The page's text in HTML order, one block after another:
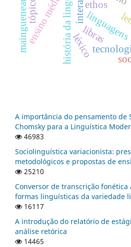
linguagens
história da linguística
ensino médio ethos
maingueneau léxico
libras
A importância do pensamento de
Chomsky para a Linguística
46983
Sociolinguística variacionista:
metodológicos e propostas de
25210
Conversor de transcrição fonética
formas linguísticas da variedade
16117
A introdução do relatório de
análise retórica
14465